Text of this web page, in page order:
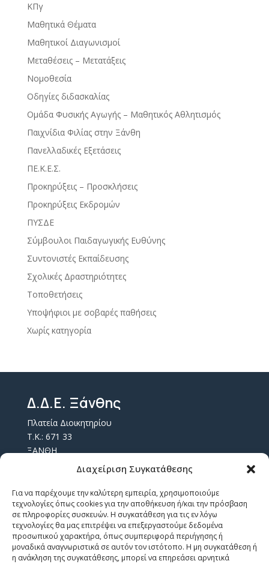
Διαχείριση Συγκατάθεσης
Για να παρέχουμε την καλύτερη εμπειρία, χρησιμοποιούμε
τεχνολογίες όπως cookies για την αποθήκευση ή/και την πρόσβαση
σε πληροφορίες συσκευών. Η συγκατάθεση για τις εν λόγω
τεχνολογίες θα μας επιτρέψει να επεξεργαστούμε δεδομένα
προσωπικού χαρακτήρα, όπως συμπεριφορά περιήγησης ή
μοναδικά αναγνωριστικά σε αυτόν τον ιστότοπο. Η μη συγκατάθεση ή
η ανάκληση της συγκατάθεσης, μπορεί να επηρεάσει αρνητικά
ΚΠγ
Μαθητικά Θέματα
Μαθητικοί Διαγωνισμοί
Μεταθέσεις – Μετατάξεις
Νομοθεσία
Οδηγίες διδασκαλίας
Ομάδα Φυσικής Αγωγής – Μαθητικός Αθλητισμός
Παιχνίδια Φιλίας στην Ξάνθη
Πανελλαδικές Εξετάσεις
ΠΕ.Κ.Ε.Σ.
Προκηρύξεις – Προσκλήσεις
Προκηρύξεις Εκδρομών
ΠΥΣΔΕ
Σύμβουλοι Παιδαγωγικής Ευθύνης
Συντονιστές Εκπαίδευσης
Σχολικές Δραστηριότητες
Τοποθετήσεις
Υποψήφιοι με σοβαρές παθήσεις
Χωρίς κατηγορία
Δ.Δ.Ε. Ξάνθης
Πλατεία Διοικητηρίου
Τ.Κ.: 671 33
ΞΑΝΘΗ
Επικοινωνία
email: mail@dide.xan.sch.gr
τηλ: 2541350304